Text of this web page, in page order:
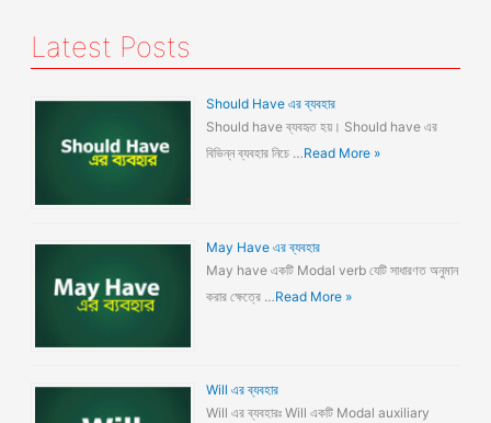
Latest Posts
Should Have এর ব্যবহার
Should have ব্যবহৃত হয়। Should have এর
বিভিন্ন ব্যবহার নিচে …Read More »
May Have এর ব্যবহার
May have একটি Modal verb যেটি সাধারণত অনুমান
করার ক্ষেত্রে …Read More »
Will এর ব্যবহার
Will এর ব্যবহারঃ Will একটি Modal auxiliary